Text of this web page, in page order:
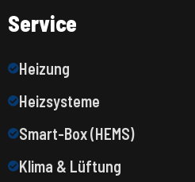
Service
Heizung
Heizsysteme
Smart-Box (HEMS)
Klima & Lüftung